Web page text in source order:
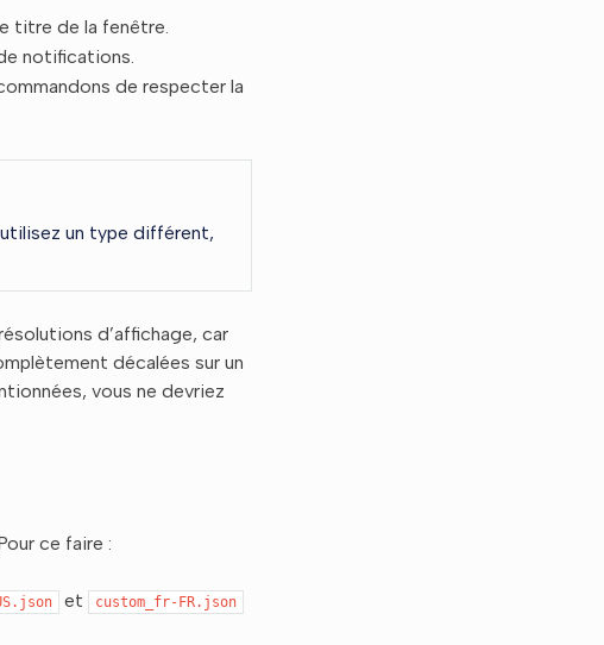
titre de la fenêtre.
notifications.
de respecter la
un type différent,
d’affichage, car
décalées sur un
vous ne devriez
ce faire :
et custom_fr-FR.json